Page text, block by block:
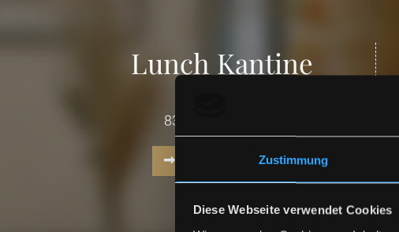
Zustimmung
Diese Webseite verwendet Cookies
Lunch Kantine
83607 Holzkirchen
Jetzt entdecken